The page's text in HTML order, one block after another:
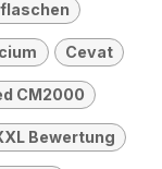
Cevat
CM2000
Bewertung